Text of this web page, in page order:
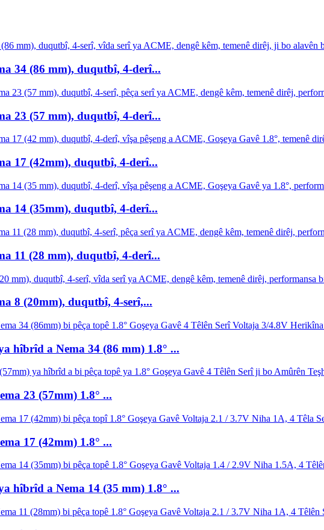
34 (86 mm), duqutbî, 4-derî...
23 (57 mm), duqutbî, 4-derî...
17 (42mm), duqutbî, 4-derî...
14 (35mm), duqutbî, 4-derî...
11 (28 mm), duqutbî, 4-derî...
8 (20mm), duqutbî, 4-serî,...
hîbrîd a Nema 34 (86 mm) 1.8° ...
23 (57mm) 1.8° ...
17 (42mm) 1.8° ...
hîbrîd a Nema 14 (35 mm) 1.8° ...